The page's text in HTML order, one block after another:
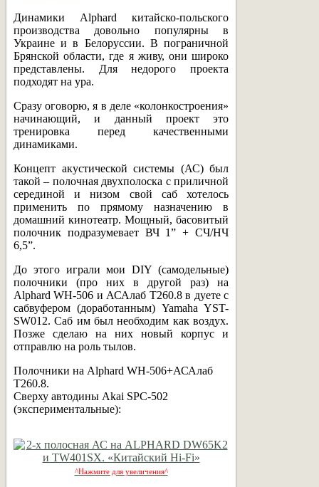
Динамики Alphard китайско-польского
производства довольно популярны в
Украине и в Белоруссии. В пограничной
Брянской области, где я живу, они широко
представлены. Для недорого проекта
подходят на ура.
Сразу оговорю, я в деле «колонкостроения»
начинающий, и данный проект это
тренировка перед качественными
динамиками.
Концепт акустической системы (АС) был
такой – полочная двухполоска с приличной
серединой и низом свой саб хотелось
применить по прямому назначению в
домашний кинотеатр. Мощный, басовитый
полочник подразумевает ВЧ 1” + СЧ/НЧ
6,5”.
До этого играли мои DIY (самодельные)
полочники (про них в другой раз) на
Alphard WH-506 и АСАлаб T260.8 в дуете с
сабвуфером (доработанным) Yamaha YST-
SW012. Саб им был необходим как воздух.
Позже сделаю на них новый корпус и
отправлю на роль тылов.
Полочники на Alphard WH-506+АСАлаб
T260.8.
Сверху автодины Akai SPC-502
(экспериментальные):
^Нажмите для увеличения^